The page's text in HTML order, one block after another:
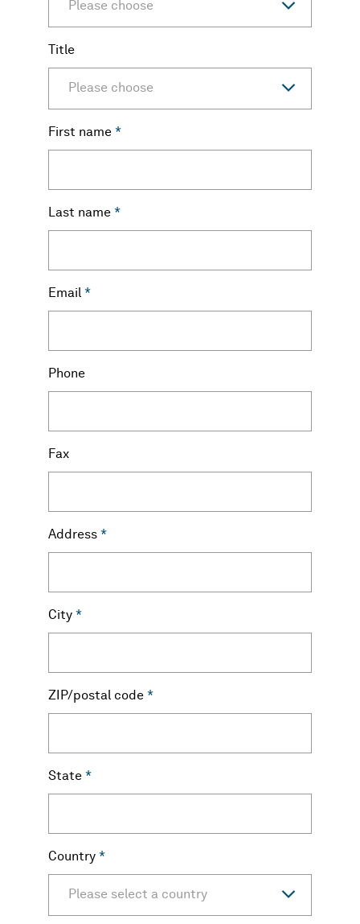
Please choose
Title
Please choose
First name *
Last name *
Email *
Phone
Fax
Address *
City *
ZIP/postal code *
State *
Country *
Please select a country